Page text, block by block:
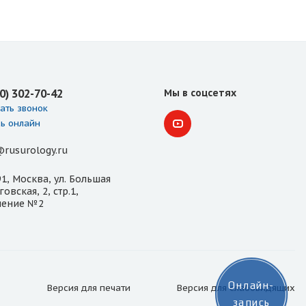
302-70-42
звонок
онлайн
Москва, ул. Большая
2, стр.1,
№2
Мы в соцсетях
Версия дляслабовидящих
Версия для печати
Онлайн-
запись